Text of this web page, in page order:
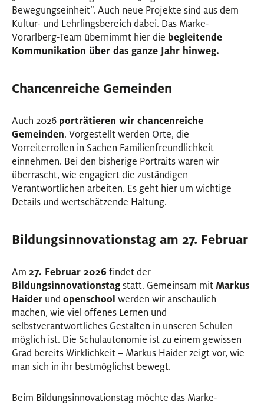
Bewegungseinheit“. Auch neue Projekte sind aus dem
Kultur- und Lehrlingsbereich dabei. Das Marke-
Vorarlberg-Team übernimmt hier die begleitende
Kommunikation über das ganze Jahr hinweg.
Chancenreiche Gemeinden
Auch 2026 porträtieren wir chancenreiche
Gemeinden. Vorgestellt werden Orte, die
Vorreiterrollen in Sachen Familienfreundlichkeit
einnehmen. Bei den bisherige Portraits waren wir
überrascht, wie engagiert die zuständigen
Verantwortlichen arbeiten. Es geht hier um wichtige
Details und wertschätzende Haltung.
Bildungsinnovationstag am 27. Februar
Am 27. Februar 2026findet der
Bildungsinnovationstagstatt. Gemeinsam mit Markus
Haider und openschool werden wir anschaulich
machen, wie viel offenes Lernen und
selbstverantwortliches Gestalten in unseren Schulen
möglich ist. Die Schulautonomie ist zu einem gewissen
Grad bereits Wirklichkeit – Markus Haider zeigt vor, wie
man sich in ihr bestmöglichst bewegt.
Beim Bildungsinnovationstag möchte das Marke-